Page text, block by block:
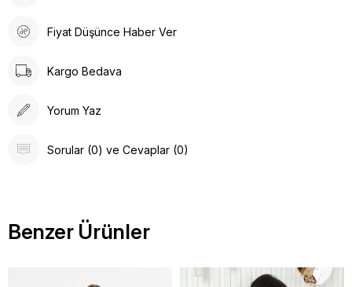
Fiyat Düşünce Haber Ver
Kargo Bedava
Yorum Yaz
Sorular (0) ve Cevaplar (0)
Benzer Ürünler